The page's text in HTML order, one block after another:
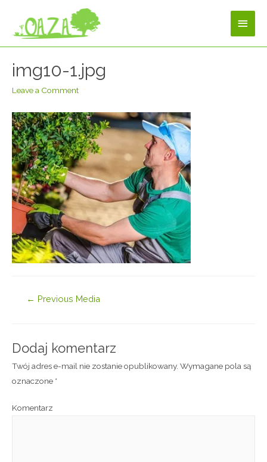
img10-1.jpg
Leave a Comment
← Previous Media
Dodaj komentarz
Twój adres e-mail nie zostanie opublikowany. Wymagane pola są
oznaczone *
Komentarz